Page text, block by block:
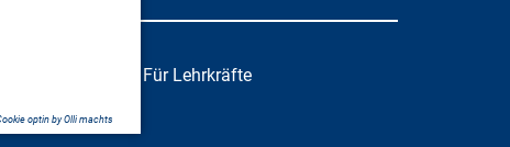
Für Lehrkräfte
optin by Olli machts